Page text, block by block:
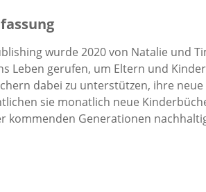
wurde 2020 von Natalie und
Leben gerufen, um Eltern und
dabei zu unterstützen, ihre
sie monatlich neue
kommenden Generationen